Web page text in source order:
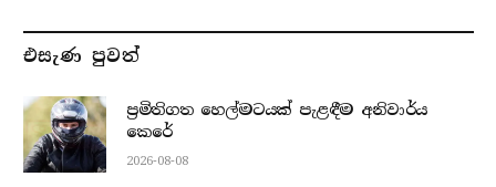
එසැණ පුව​ත්
ප්‍රමිතිගත හෙල්මටයක් පැළඳීම අනිවාර්ය
කෙරේ
2026-08-08